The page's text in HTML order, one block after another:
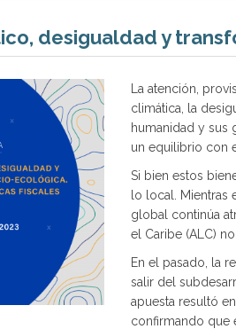
desigualdad y
La atención,
climática, la
humanidad y sus
un equilibrio con
Si bien estos
lo local. Mientras
global continúa
el Caribe (ALC)
En el pasado, la
salir del
apuesta resultó
confirmando que